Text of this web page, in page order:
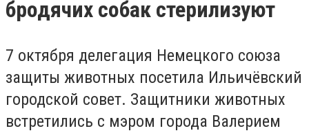
бродячих собак стерилизуют
7 октября делегация Немецкого союза
защиты животных посетила Ильичёвский
городской совет. Защитники животных
встретились с мэром города Валерием